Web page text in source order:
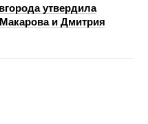
утвердила
и Дмитрия